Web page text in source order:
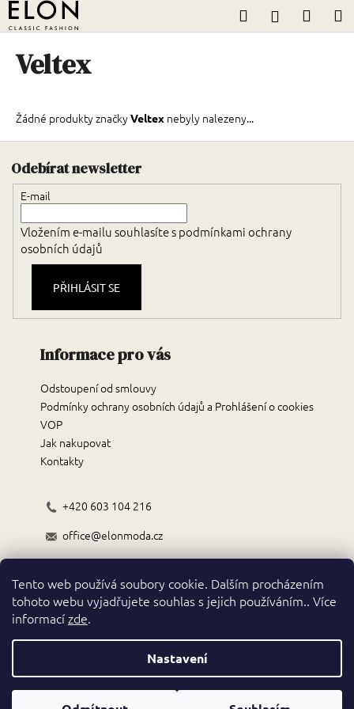
Tento web používá soubory cookie. Dalším procházením
tohoto webu vyjadřujete souhlas s jejich používáním.. Více
informacízde.
Nastavení
Přejít
na
obsah
HledatPřihlášení
Veltex
Žádné produkty značkyVeltex nebyly nalezeny...
K
o
o
p
o
t
ř
e
b
u
t
HLEDAT
D
o
p
r
u
Odebírat newsletter
E-mail
Vložením e-mailu souhlasíte spodmínkami ochrany
osobních údajů
PŘIHLÁSIT SE
Informace pro vás
Odstoupení od smlouvy
Podmínky ochrany osobních údajů a Prohlášení o cookies
VOP
Jak nakupovat
Kontakty
+420 603 104 216
office@elonmoda.cz
Obchodní podmínky